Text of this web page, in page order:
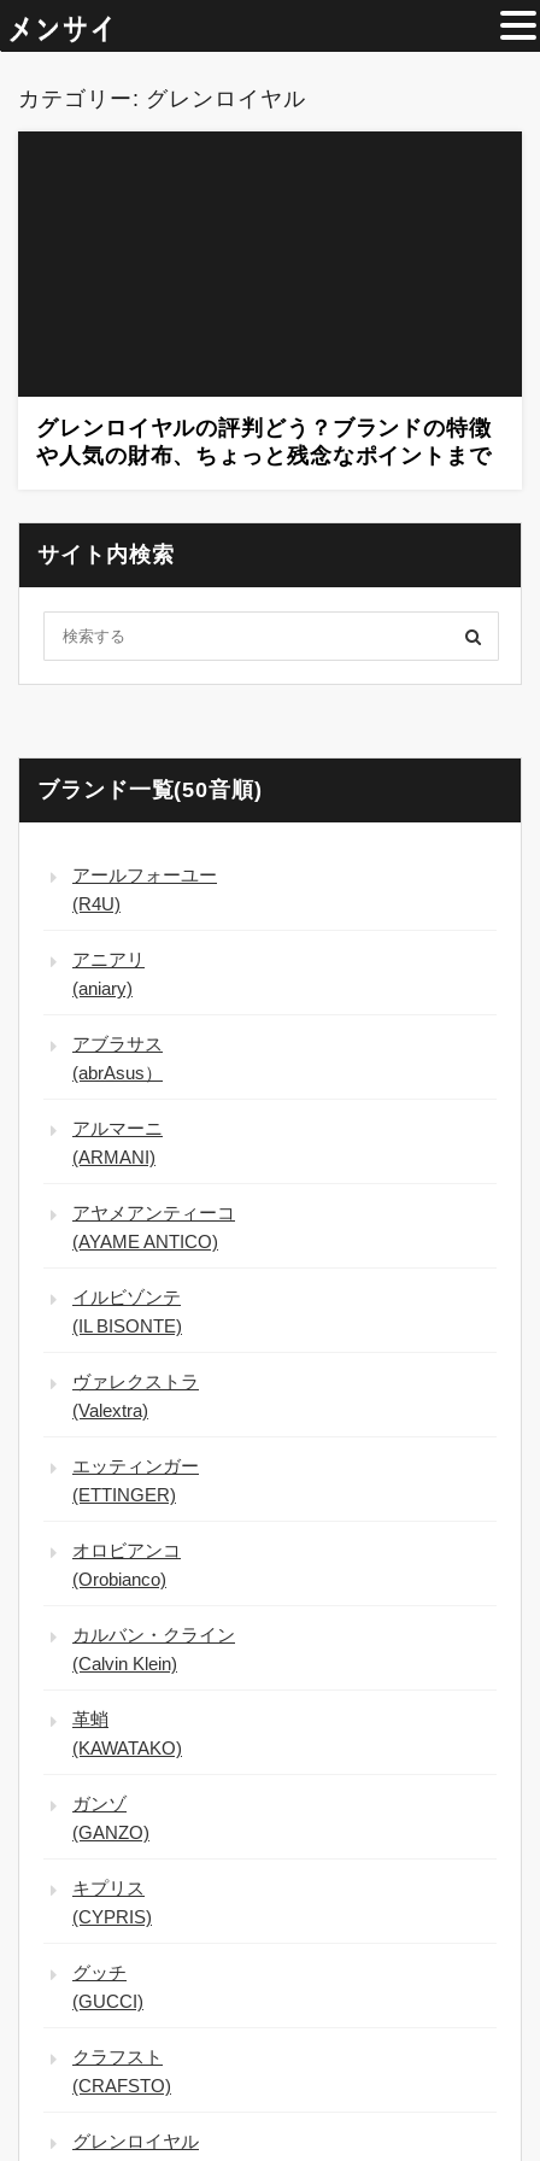
カテゴリー: グレンロイヤル
グレンロイヤルの評判どう？ブランドの特徴
や人気の財布、ちょっと残念なポイントまで
サイト内検索
ブランド一覧(50音順)
アールフォーユー
(R4U)
アニアリ
(aniary)
アブラサス
(abrAsus）
アルマーニ
(ARMANI)
アヤメアンティーコ
(AYAME ANTICO)
イルビゾンテ
(IL BISONTE)
ヴァレクストラ
(Valextra)
エッティンガー
(ETTINGER)
オロビアンコ
(Orobianco)
カルバン・クライン
(Calvin Klein)
革蛸
(KAWATAKO)
ガンゾ
(GANZO)
キプリス
(CYPRIS)
グッチ
(GUCCI)
クラフスト
(CRAFSTO)
グレンロイヤル